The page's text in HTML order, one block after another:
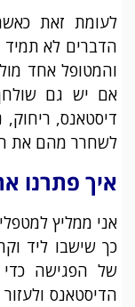
לעומת זאת
הדברים לא תמיד
והמטופל אחד
אם יש גם
דיסטאנס,
לשחרר מהם את
איך פתרנו
אני ממליץ
כך שישבו ליד
של הפגישה
הדיסטאנס